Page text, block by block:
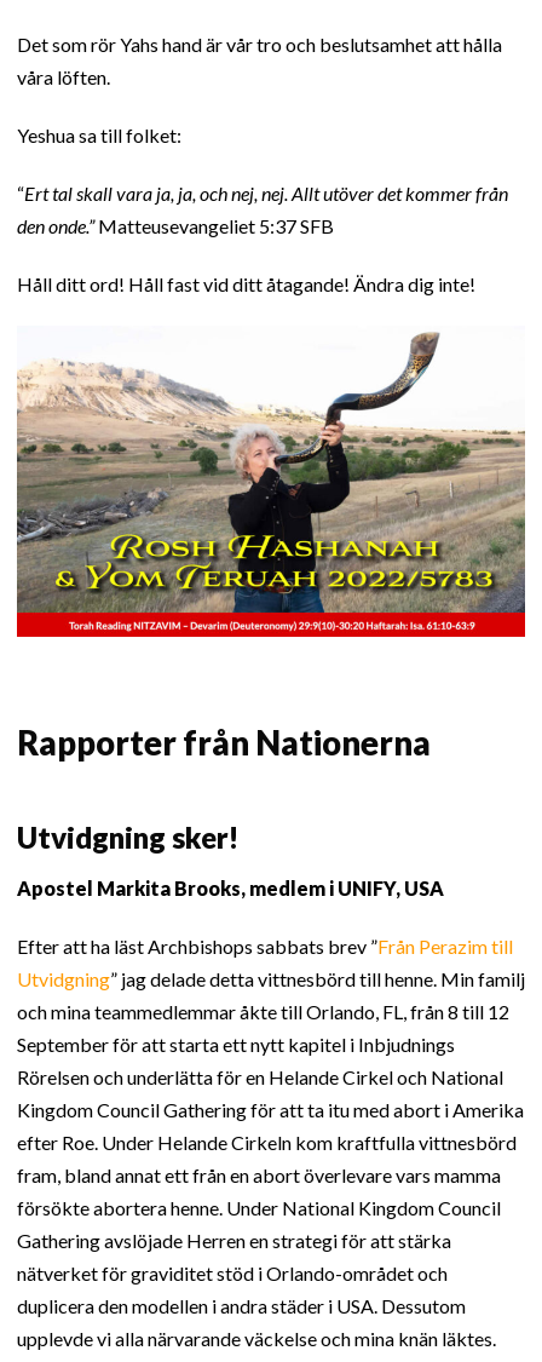
Det som rör Yahs hand är vår tro och beslutsamhet att hålla
våra löften.
Yeshua sa till folket:
“Ert tal skall vara ja, ja, och nej, nej. Allt utöver det kommer från
den onde.”Matteusevangeliet 5:37 SFB
Håll ditt ord! Håll fast vid ditt åtagande! Ändra dig inte!
Rapporter från Nationerna
Utvidgning sker!
Apostel Markita Brooks, medlem i UNIFY, USA
Efter att ha läst Archbishops sabbats brev ”Från Perazim till
Utvidgning” jag delade detta vittnesbörd till henne. Min familj
och mina teammedlemmar åkte till Orlando, FL, från 8 till 12
September för att starta ett nytt kapitel i Inbjudnings
Rörelsen och underlätta för en Helande Cirkel och National
Kingdom Council Gathering för att ta itu med abort i Amerika
efter Roe. Under Helande Cirkeln kom kraftfulla vittnesbörd
fram, bland annat ett från en abort överlevare vars mamma
försökte abortera henne. Under National Kingdom Council
Gathering avslöjade Herren en strategi för att stärka
nätverket för graviditet stöd i Orlando-området och
duplicera den modellen i andra städer i USA. Dessutom
upplevde vi alla närvarande väckelse och mina knän läktes.